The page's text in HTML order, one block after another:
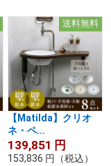
送料無料
【Matilda】クリオ
ネ・ペ...
139,851 円
153,836 円 （税込）